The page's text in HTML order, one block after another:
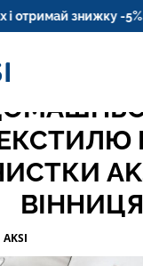
знижку -5%
ПОДУШКИ
ВІННИЦЯ
AKSI